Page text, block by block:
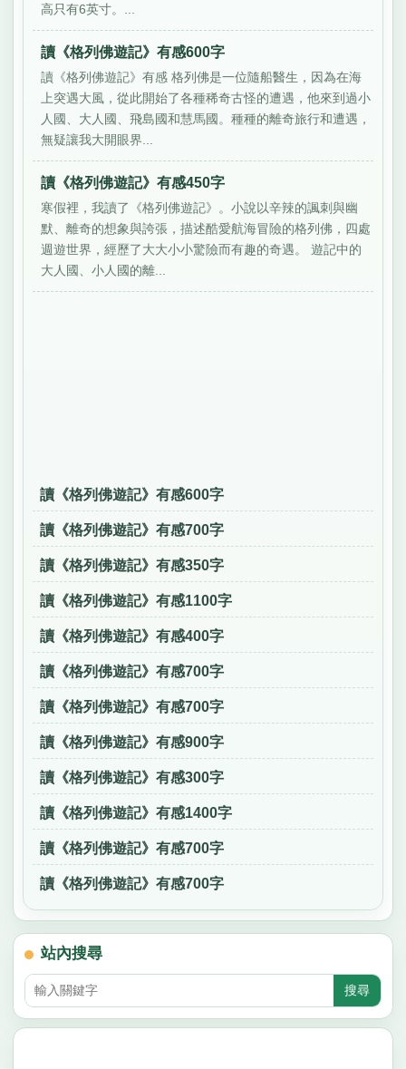
高只有6英寸。...
讀《格列佛遊記》有感600字
讀《格列佛遊記》有感 格列佛是一位隨船醫生，因為在海
上突遇大風，從此開始了各種稀奇古怪的遭遇，他來到過小
人國、大人國、飛島國和慧馬國。種種的離奇旅行和遭遇，
無疑讓我大開眼界...
讀《格列佛遊記》有感450字
寒假裡，我讀了《格列佛遊記》。小說以辛辣的諷刺與幽
默、離奇的想象與誇張，描述酷愛航海冒險的格列佛，四處
週遊世界，經歷了大大小小驚險而有趣的奇遇。 遊記中的
大人國、小人國的離...
讀《格列佛遊記》有感600字
讀《格列佛遊記》有感700字
讀《格列佛遊記》有感350字
讀《格列佛遊記》有感1100字
讀《格列佛遊記》有感400字
讀《格列佛遊記》有感700字
讀《格列佛遊記》有感700字
讀《格列佛遊記》有感900字
讀《格列佛遊記》有感300字
讀《格列佛遊記》有感1400字
讀《格列佛遊記》有感700字
讀《格列佛遊記》有感700字
站內搜尋